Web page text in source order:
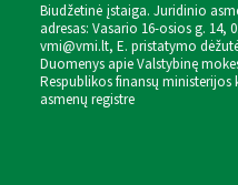
Biudžetinė įstaiga. Juridinio
adresas: Vasario 16-osios g. 14,
vmi@vmi.lt, E. pristatymo
Duomenys apie Valstybinę
Respublikos finansų
asmenų registre